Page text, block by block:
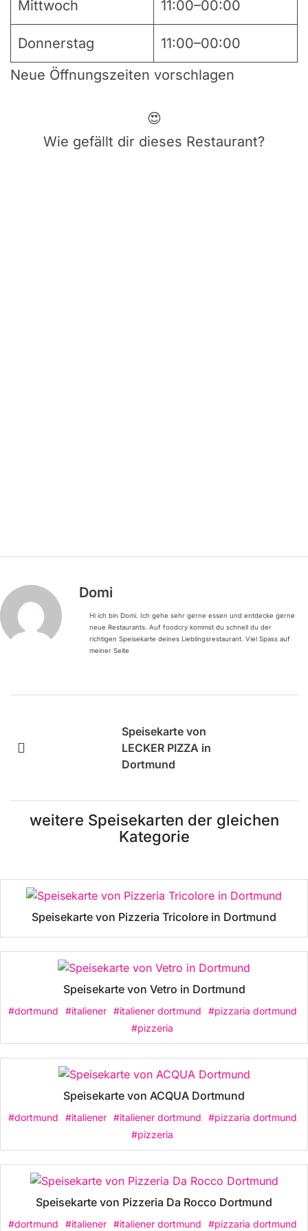
Mittwoch 11:00–00:00
Donnerstag
11:00–00:00
Neue Öffnungszeiten vorschlagen
😍
Wie gefällt dir dieses Restaurant?
Domi
Hi ich bin Domi. Ich gehe sehr gerne essen und entdecke gerne
neue Restaurants. Auf foodcry kommst du schnell du der
richtigen Speisekarte deines Lieblingsrestaurant. Viel Spass auf
meiner Seite
Speisekarte von
LECKER PIZZA in
Dortmund
weitere Speisekarten der gleichen
Kategorie
Speisekarte von Pizzeria Tricolore in Dortmund
Speisekarte von Vetro in Dortmund
#dortmund #italiener #italiener dortmund
#pizzaria dortmund
#pizzeria
Speisekarte von ACQUA Dortmund
#dortmund #italiener #italiener dortmund
#pizzaria dortmund
#pizzeria
Speisekarte von Pizzeria Da Rocco Dortmund
#dortmund #italiener #italiener dortmund
#pizzaria dortmund